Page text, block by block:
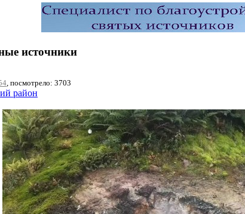
источники
, посмотрело: 3703
район